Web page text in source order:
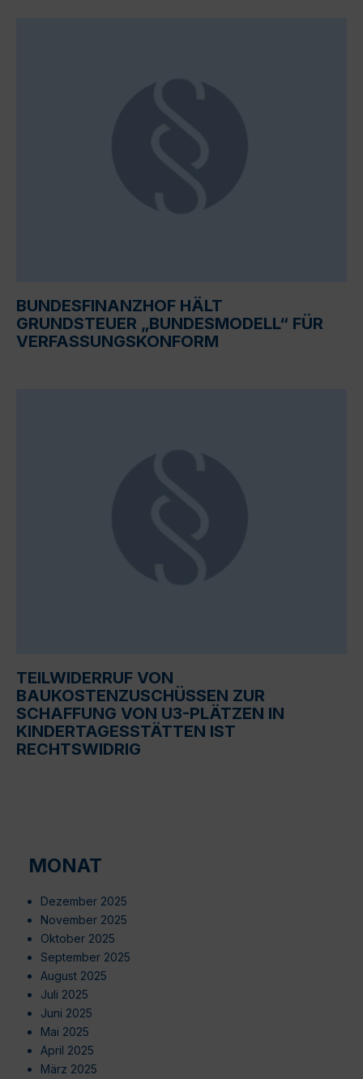
BUNDESFINANZHOF HÄLT
GRUNDSTEUER „BUNDESMODELL“ FÜR
VERFASSUNGSKONFORM
TEILWIDERRUF VON
BAUKOSTENZUSCHÜSSEN ZUR
SCHAFFUNG VON U3-PLÄTZEN IN
KINDERTAGESSTÄTTEN IST
RECHTSWIDRIG
MONAT
Dezember 2025
November 2025
Oktober 2025
September 2025
August 2025
Juli 2025
Juni 2025
Mai 2025
April 2025
März 2025